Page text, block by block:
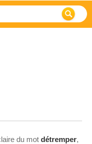
du mot détremper,